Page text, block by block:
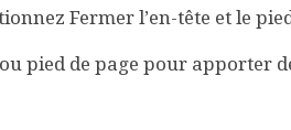
Fermer l’en-tête et le
pied de page pour apporter